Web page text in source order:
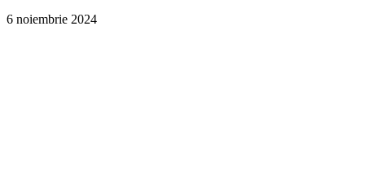
6 noiembrie 2024